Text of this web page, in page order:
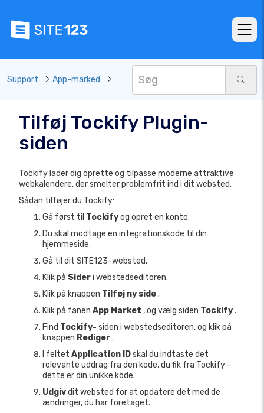
Support App-marked
Tilføj Tockify Plugin-
siden
Tockify lader dig oprette og tilpasse moderne attraktive
webkalendere, der smelter problemfrit ind i dit websted.
Sådan tilføjer du Tockify:
Gå først til Tockifyog opret en konto.
Du skal modtage en integrationskode til din
hjemmeside.
Gå til dit SITE123-websted.
Klik på Sideri webstedseditoren.
Klik på knappen Tilføj ny side.
Klik på fanen App Market , og vælg siden Tockify.
Find Tockify- siden i webstedseditoren, og klik på
knappen Rediger.
I feltet Application IDskal du indtaste det
relevante uddrag fra den kode, du fik fra Tockify -
dette er din unikke kode.
Udgivdit websted for at opdatere det med de
ændringer, du har foretaget.